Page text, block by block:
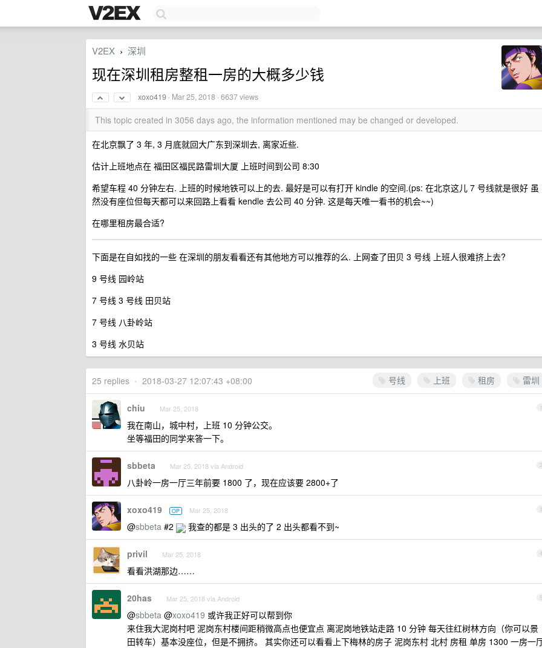
V2EX › 深圳
现在深圳租房整租一房的大概多少钱
xoxo419 · Mar 25, 2018 · 6637 views
This topic created in 3056 days ago, the information mentioned may be changed or developed.
在北京飘了 3 年, 3 月底就回大广东到深圳去, 离家近些.
估计上班地点在 福田区福民路雷圳大厦 上班时间到公司 8:30
希望车程 40 分钟左右. 上班的时候地铁可以上的去. 最好是可以有打开 kindle 的空间.(ps: 在北京这儿 7 号线就是很好 虽
然没有座位但每天都可以来回路上看看 kendle 去公司 40 分钟. 这是每天唯一看书的机会~~)
在哪里租房最合适?
下面是在自如找的一些 在深圳的朋友看看还有其他地方可以推荐的么. 上网查了田贝 3 号线 上班人很难挤上去?
9 号线 园岭站
7 号线 3 号线 田贝站
7 号线 八卦岭站
3 号线 水贝站
号线 上班 租房 雷圳
25 replies • 2018-03-27 12:07:43 +08:00
1
chiu Mar 25, 2018
我在南山，城中村，上班 10 分钟公交。
坐等福田的同学来答一下。
2
sbbeta Mar 25, 2018 via Android
八卦岭一房一厅三年前要 1800 了，现在应该要 2800+了
3
xoxo419 OP Mar 25, 2018
@sbbeta #2 我查的都是 3 出头的了 2 出头都看不到~
4
privil Mar 25, 2018
看看洪湖那边……
5
20has Mar 25, 2018 via Android
@sbbeta @xoxo419 或许我正好可以帮到你
来住我大泥岗村吧 泥岗东村楼间距稍微高点也便宜点 离泥岗地铁站走路 10 分钟 每天往红树林方向（你可以景
田转车）基本没座位，但是不拥挤。 其实你还可以看看上下梅林的房子 泥岗东村 北村 房租 单房 1300 一房一